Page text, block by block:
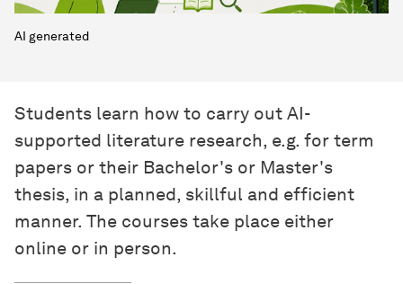
AI generated
Students learn how to carry out AI-
supported literature research, e.g. for term
papers or their Bachelor's or Master's
thesis, in a planned, skillful and efficient
manner. The courses take place either
online or in person.